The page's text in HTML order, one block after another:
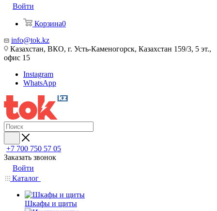
Войти
Корзина0
info@tok.kz
Казахстан, ВКО, г. Усть-Каменогорск, Казахстан 159/3, 5 эт.,
офис 15
Instagram
WhatsApp
+7 700 750 57 05
Заказать звонок
Войти
Каталог
Шкафы и щиты